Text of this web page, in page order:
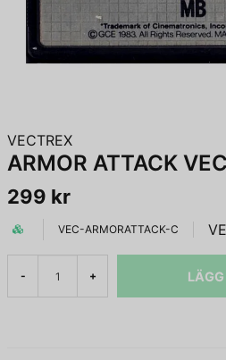
VECTREX
ARMOR ATTACK
299 kr
VEC-ARMORATTACK-C
- +